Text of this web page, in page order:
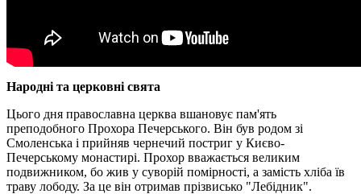
Народні та церковні свята
Цього дня православна церква вшановує пам'ять
преподобного Прохора Печерського. Він був родом зі
Смоленська і прийняв чернечий постриг у Києво-
Печерському монастирі. Прохор вважається великим
подвижником, бо жив у суворій помірності, а замість хліба їв
траву лободу. За це він отримав прізвисько "Лебідник".